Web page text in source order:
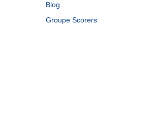
Blog
Groupe Scorers